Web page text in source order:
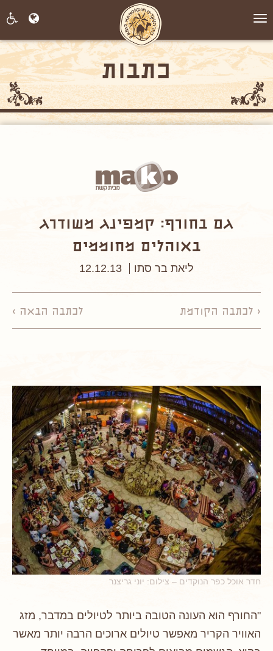
תפריט
כתבות
גם בחורף: קמפינג משודרג
באוהלים מחוממים
ליאת בר סתו 12.12.13
לכתבה הבאה > < לכתבה הקודמת
חדר אוכל כפר הנוקדים – צילום: יוני גריצנר
"החורף הוא העונה הטובה ביותר לטיולים במדבר, מזג
האוויר הקריר מאפשר טיולים ארוכים הרבה יותר מאשר